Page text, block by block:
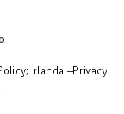
; Irlanda –Privacy